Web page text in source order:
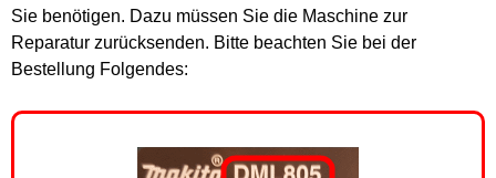
Sie benötigen. Dazu müssen Sie die Maschine zur
Reparatur zurücksenden. Bitte beachten Sie bei der
Bestellung Folgendes: